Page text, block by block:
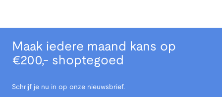
Maak iedere maand kans op
€200,- shoptegoed
Schrijf je nu in op onze nieuwsbrief.